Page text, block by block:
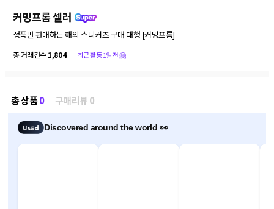
커밍프롬 셀러
정품만 판매하는 해외 스니커즈 구매 대행 [커밍프롬]
총 거래건수1,804 최근 활동 1일 전 🤗
총 상품0 구매리뷰 0
Discovered around the world 👀